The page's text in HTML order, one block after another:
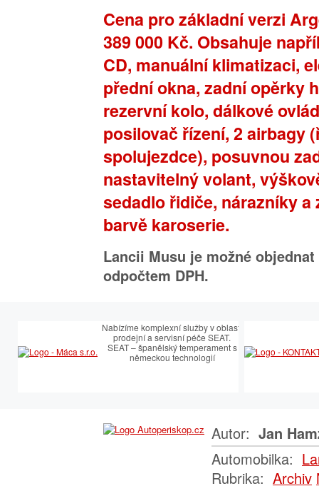
Cena pro základní verzi
389 000 Kč. Obsahuje
CD, manuální klimatizaci,
přední okna, zadní opěrky
rezervní kolo, dálkové
posilovač řízení, 2 airbagy
spolujezdce), posuvnou
nastavitelný volant,
sedadlo řidiče, nárazníky a
barvě karoserie.
Lancii Musu je možné
odpočtem DPH.
Nabízíme komplexní služby v oblasti
prodejní a servisní péče SEAT.
SEAT – španělský temperament s
německou technologií
Autor: Jan
Automobilka:
Rubrika: Archiv